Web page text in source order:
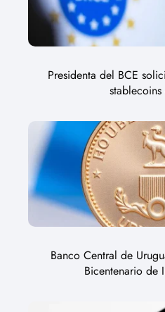
Presidenta del BCE
Banco Central de
Bicentenario de